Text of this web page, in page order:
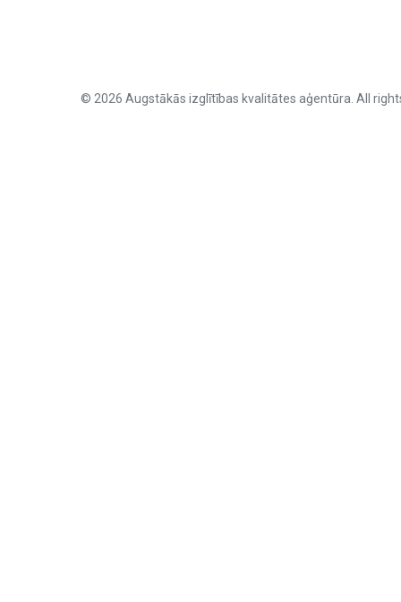
© 2026 Augstākās izglītības kvalitātes aģentūra. All